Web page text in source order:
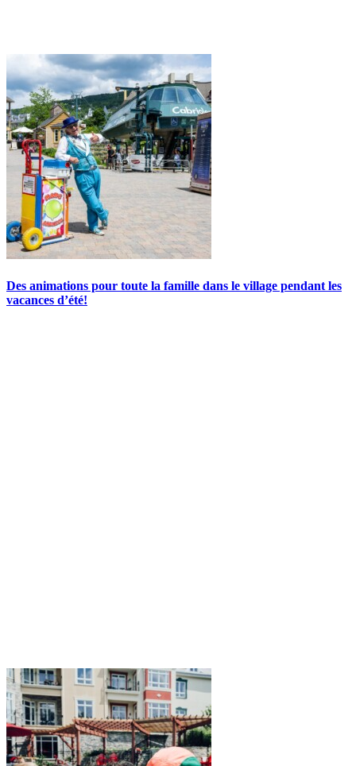
Des animations pour toute la famille dans le village pendant les
vacances d’été!